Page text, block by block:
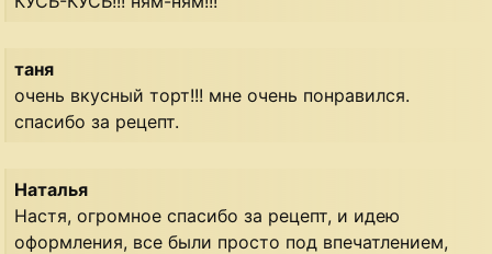
таня
очень вкусный торт!!! мне очень понравился.
спасибо за рецепт.
Наталья
Настя, огромное спасибо за рецепт, и идею
оформления, все были просто под впечатлением,